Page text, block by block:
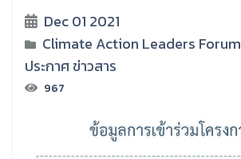
Dec 01 2021
Climate Action Leaders Forum
ประกาศ ข่าวสาร
967